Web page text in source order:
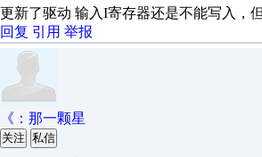
更新了驱动 输入I寄存器还是不能写入，
回复 引用 举报
《：那一颗星
关注 私信